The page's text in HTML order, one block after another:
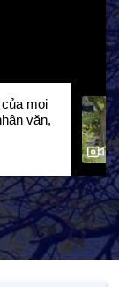
mọi
văn,